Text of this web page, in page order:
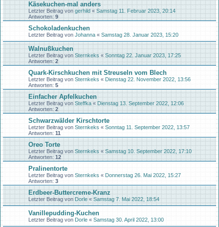
Käsekuchen-mal anders
Letzter Beitrag von gerhild « Samstag 11. Februar 2023, 20:14
Antworten: 9
Schokoladenkuchen
Letzter Beitrag von Johanna « Samstag 28. Januar 2023, 15:20
Walnußkuchen
Letzter Beitrag von Sternkeks « Sonntag 22. Januar 2023, 17:25
Antworten: 2
Quark-Kirschkuchen mit Streuseln vom Blech
Letzter Beitrag von Sternkeks « Dienstag 22. November 2022, 13:56
Antworten: 5
Einfacher Apfelkuchen
Letzter Beitrag von Steffka « Dienstag 13. September 2022, 12:06
Antworten: 2
Schwarzwälder Kirschtorte
Letzter Beitrag von Sternkeks « Sonntag 11. September 2022, 13:57
Antworten: 11
Oreo Torte
Letzter Beitrag von Sternkeks « Samstag 10. September 2022, 17:10
Antworten: 12
Pralinentorte
Letzter Beitrag von Sternkeks « Donnerstag 26. Mai 2022, 15:27
Antworten: 3
Erdbeer-Buttercreme-Kranz
Letzter Beitrag von Dorle « Samstag 7. Mai 2022, 18:54
Vanillepudding-Kuchen
Letzter Beitrag von Dorle « Samstag 30. April 2022, 13:00